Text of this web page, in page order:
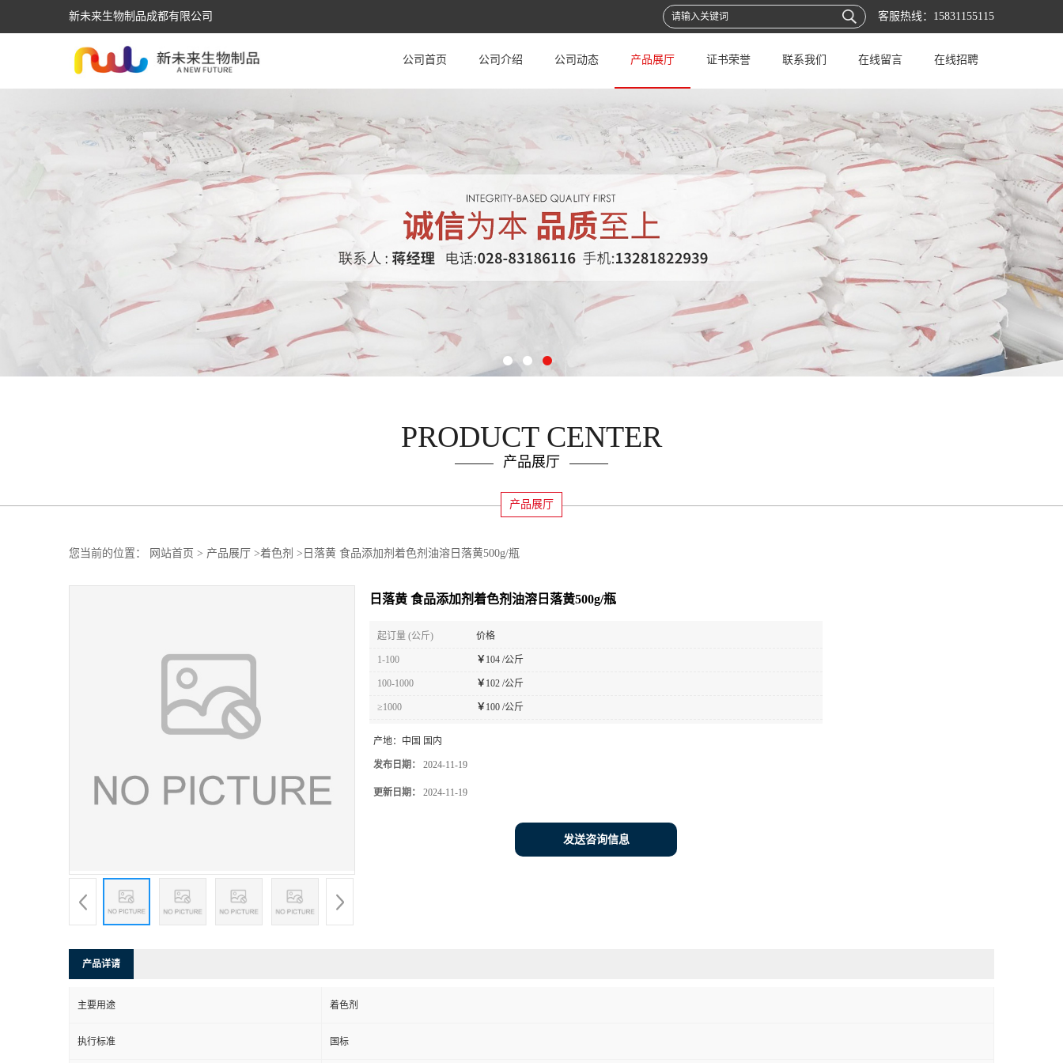
新未来生物制品成都有限公司 客服热线： 15831155115
公司首页 公司介绍 公司动态 产品展厅 证书荣誉 联系我们 在线留言 在线招聘
PRODUCT CENTER
产品展厅
产品展厅
您当前的位置： 网站首页 > 产品展厅 >着色剂 > 日落黄 食品添加剂着色剂油溶日落黄500g/瓶
日落黄 食品添加剂着色剂油溶日落黄500g/瓶
起订量 (公斤) 价格
1-100 ￥ 104 /公斤
100-1000 ￥ 102 /公斤
≥1000 ￥ 100 /公斤
产地： 中国 国内
发布日期： 2024-11-19
更新日期： 2024-11-19
发送咨询信息
产品详请
主要用途 着色剂
执行标准 国标